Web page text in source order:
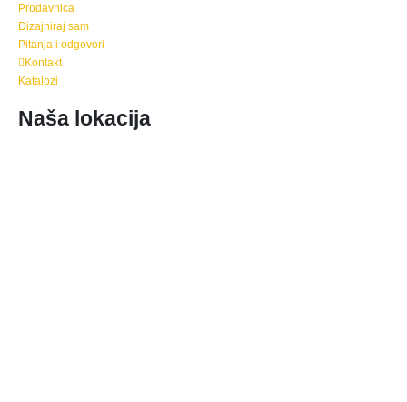
Prodavnica
Dizajniraj sam
Pitanja i odgovori
Kontakt
Katalozi
Naša lokacija